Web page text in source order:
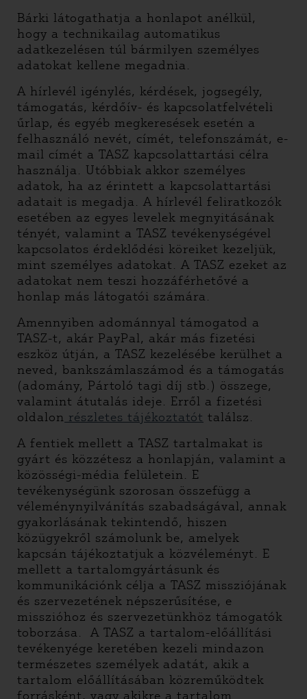
Bárki látogathatja a honlapot anélkül,
hogy a technikailag automatikus
adatkezelésen túl bármilyen személyes
adatokat kellene megadnia.
A hírlevél igénylés, kérdések, jogsegély,
támogatás, kérdőív- és kapcsolatfelvételi
űrlap, és egyéb megkeresések esetén a
felhasználó nevét, címét, telefonszámát, e-
mail címét a TASZ kapcsolattartási célra
használja. Utóbbiak akkor személyes
adatok, ha az érintett a kapcsolattartási
adatait is megadja. A hírlevél feliratkozók
esetében az egyes levelek megnyitásának
tényét, valamint a TASZ tevékenységével
kapcsolatos érdeklődési köreiket kezeljük,
mint személyes adatokat. A TASZ ezeket az
adatokat nem teszi hozzáférhetővé a
honlap más látogatói számára.
Amennyiben adománnyal támogatod a
TASZ-t, akár PayPal, akár más fizetési
eszköz útján, a TASZ kezelésébe kerülhet a
neved, bankszámlaszámod és a támogatás
(adomány, Pártoló tagi díj stb.) összege,
valamint átutalás ideje. Erről a fizetési
oldalon részletes tájékoztatót találsz.
A fentiek mellett a TASZ tartalmakat is
gyárt és közzétesz a honlapján, valamint a
közösségi-média felületein. E
tevékenységünk szorosan összefügg a
véleménynyilvánítás szabadságával, annak
gyakorlásának tekintendő, hiszen
közügyekről számolunk be, amelyek
kapcsán tájékoztatjuk a közvéleményt. E
mellett a tartalomgyártásunk és
kommunikációnk célja a TASZ missziójának
és szervezetének népszerűsítése, e
misszióhoz és szervezetünkhöz támogatók
toborzása. A TASZ a tartalom-előállítási
tevékenyége keretében kezeli mindazon
természetes személyek adatát, akik a
tartalom előállításában közreműködtek
forrásként, vagy akikre a tartalom